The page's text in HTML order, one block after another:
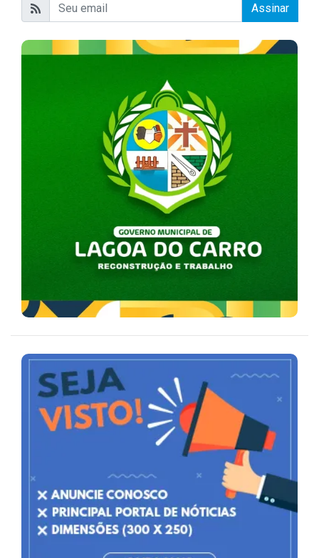
Assinar